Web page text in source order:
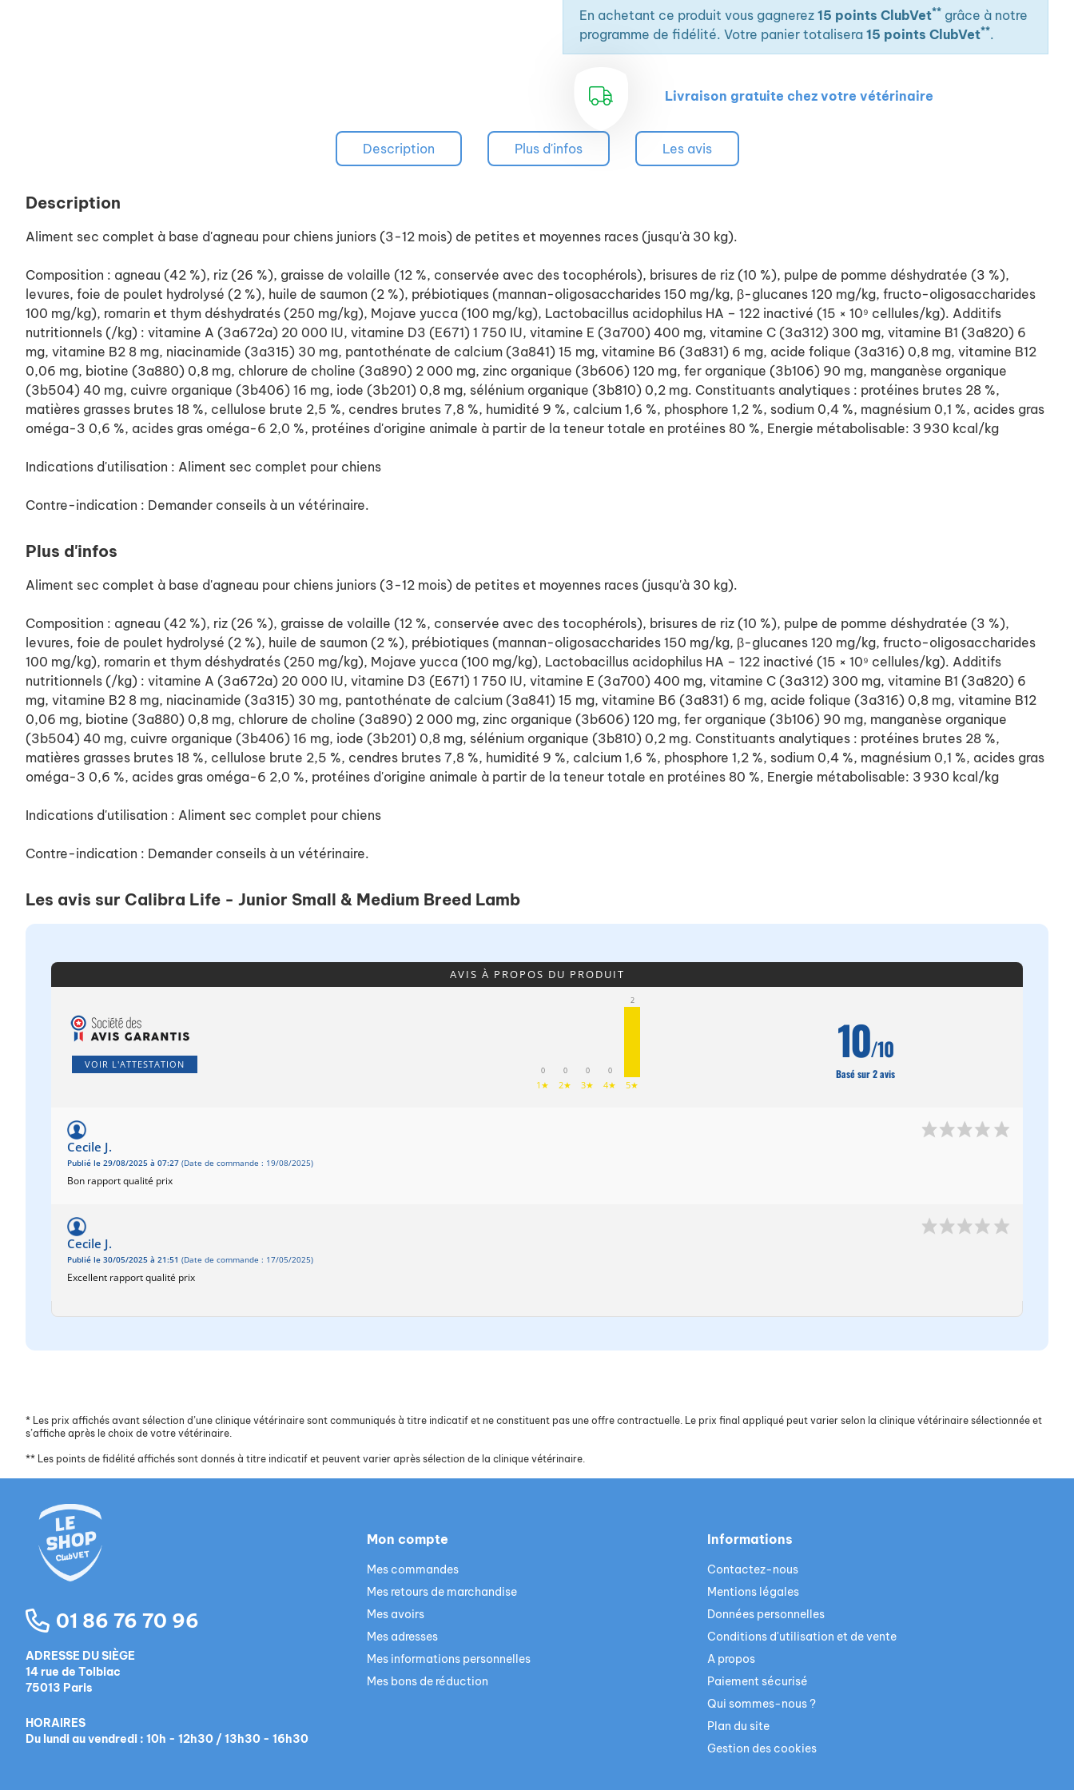
niacinamide (3a315) 30 mg, pantothénate de calcium (3a841) 15 mg,
vitamine B6 (3a831) 6 mg, acide folique (3a316) 0,8 mg, vitamine B12 0,06
mg, biotine (3a880) 0,8 mg, chlorure de choline (3a890) 2 000 mg, zinc
organique (3b504) 40 mg, cuivre organique (3b406) 16 mg, iode (3b201) 0,8
mg, sélénium organique (3b810) 0,2 mg. Constituants analytiques : protéines
brutes 28 %, matières grasses brutes 18 %, cellulose brute 2,5 %, cendres
brutes 7,8 %, humidité 9 %, calcium 1,6 %, phosphore 1,2 %, sodium 0,4 %,
magnésium 0,1 %, acides gras oméga-3 0,6 %, acides gras oméga-6 2,0 %,
Indications d'utilisation : Aliment sec complet pour chiens
Contre-indication : Demander conseils à un vétérinaire.
En achetant ce produit vous gagnerez 15 points ClubVet** grâce à notre
programme de fidélité. Votre panier totalisera 15 points ClubVet**.
Livraison gratuite chez votre vétérinaire
Description Plus d'infos Les avis
Description
Aliment sec complet à base d'agneau pour chiens juniors (3-12 mois) de petites et moyennes races (jusqu'à 30 kg).
Composition : agneau (42 %), riz (26 %), graisse de volaille (12 %, conservée avec des tocophérols), brisures de riz (10 %), pulpe de pomme déshydratée (3 %),
levures, foie de poulet hydrolysé (2 %), huile de saumon (2 %), prébiotiques (mannan-oligosaccharides 150 mg/kg, β-glucanes 120 mg/kg, fructo-oligosaccharides
100 mg/kg), romarin et thym déshydratés (250 mg/kg), Mojave yucca (100 mg/kg), Lactobacillus acidophilus HA – 122 inactivé (15 × 10⁹ cellules/kg). Additifs
nutritionnels (/kg) : vitamine A (3a672a) 20 000 IU, vitamine D3 (E671) 1 750 IU, vitamine E (3a700) 400 mg, vitamine C (3a312) 300 mg, vitamine B1 (3a820) 6
mg, vitamine B2 8 mg, niacinamide (3a315) 30 mg, pantothénate de calcium (3a841) 15 mg, vitamine B6 (3a831) 6 mg, acide folique (3a316) 0,8 mg, vitamine B12
0,06 mg, biotine (3a880) 0,8 mg, chlorure de choline (3a890) 2 000 mg, zinc organique (3b606) 120 mg, fer organique (3b106) 90 mg, manganèse organique
(3b504) 40 mg, cuivre organique (3b406) 16 mg, iode (3b201) 0,8 mg, sélénium organique (3b810) 0,2 mg. Constituants analytiques : protéines brutes 28 %,
matières grasses brutes 18 %, cellulose brute 2,5 %, cendres brutes 7,8 %, humidité 9 %, calcium 1,6 %, phosphore 1,2 %, sodium 0,4 %, magnésium 0,1 %, acides gras
oméga-3 0,6 %, acides gras oméga-6 2,0 %, protéines d'origine animale à partir de la teneur totale en protéines 80 %, Energie métabolisable: 3 930 kcal/kg
Indications d'utilisation : Aliment sec complet pour chiens
Contre-indication : Demander conseils à un vétérinaire.
Plus d'infos
Aliment sec complet à base d'agneau pour chiens juniors (3-12 mois) de petites et moyennes races (jusqu'à 30 kg).
Composition : agneau (42 %), riz (26 %), graisse de volaille (12 %, conservée avec des tocophérols), brisures de riz (10 %), pulpe de pomme déshydratée (3 %),
levures, foie de poulet hydrolysé (2 %), huile de saumon (2 %), prébiotiques (mannan-oligosaccharides 150 mg/kg, β-glucanes 120 mg/kg, fructo-oligosaccharides
100 mg/kg), romarin et thym déshydratés (250 mg/kg), Mojave yucca (100 mg/kg), Lactobacillus acidophilus HA – 122 inactivé (15 × 10⁹ cellules/kg). Additifs
nutritionnels (/kg) : vitamine A (3a672a) 20 000 IU, vitamine D3 (E671) 1 750 IU, vitamine E (3a700) 400 mg, vitamine C (3a312) 300 mg, vitamine B1 (3a820) 6
mg, vitamine B2 8 mg, niacinamide (3a315) 30 mg, pantothénate de calcium (3a841) 15 mg, vitamine B6 (3a831) 6 mg, acide folique (3a316) 0,8 mg, vitamine B12
0,06 mg, biotine (3a880) 0,8 mg, chlorure de choline (3a890) 2 000 mg, zinc organique (3b606) 120 mg, fer organique (3b106) 90 mg, manganèse organique
(3b504) 40 mg, cuivre organique (3b406) 16 mg, iode (3b201) 0,8 mg, sélénium organique (3b810) 0,2 mg. Constituants analytiques : protéines brutes 28 %,
matières grasses brutes 18 %, cellulose brute 2,5 %, cendres brutes 7,8 %, humidité 9 %, calcium 1,6 %, phosphore 1,2 %, sodium 0,4 %, magnésium 0,1 %, acides gras
oméga-3 0,6 %, acides gras oméga-6 2,0 %, protéines d'origine animale à partir de la teneur totale en protéines 80 %, Energie métabolisable: 3 930 kcal/kg
Indications d'utilisation : Aliment sec complet pour chiens
Contre-indication : Demander conseils à un vétérinaire.
Les avis sur Calibra Life - Junior Small & Medium Breed Lamb
AVIS À PROPOS DU PRODUIT
VOIR L'ATTESTATION
0
1★
0
2★
0
3★
0
4★
2
5★
10/10
Basé sur 2 avis
Cecile J.
Publié le 29/08/2025 à 07:27 (Date de commande : 19/08/2025)
Bon rapport qualité prix
Cecile J.
Publié le 30/05/2025 à 21:51 (Date de commande : 17/05/2025)
Excellent rapport qualité prix
* Les prix affichés avant sélection d’une clinique vétérinaire sont communiqués à titre indicatif et ne constituent pas une offre contractuelle. Le prix final appliqué peut varier selon la clinique vétérinaire sélectionnée et
s’affiche après le choix de votre vétérinaire.
** Les points de fidélité affichés sont donnés à titre indicatif et peuvent varier après sélection de la clinique vétérinaire.
01 86 76 70 96
ADRESSE DU SIÈGE
14 rue de Tolbiac
75013 Paris
HORAIRES
Du lundi au vendredi : 10h - 12h30 / 13h30 - 16h30
Mon compte
Mes commandes
Mes retours de marchandise
Mes avoirs
Mes adresses
Mes informations personnelles
Mes bons de réduction
Informations
Contactez-nous
Mentions légales
Données personnelles
Conditions d'utilisation et de vente
A propos
Paiement sécurisé
Qui sommes-nous ?
Plan du site
Gestion des cookies